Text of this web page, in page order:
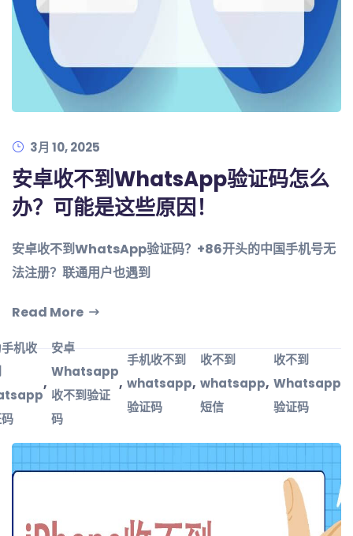
3月 10, 2025
安卓收不到WhatsApp验证码怎么
办？可能是这些原因！
安卓收不到WhatsApp验证码？+86开头的中国手机号无
法注册？联通用户也遇到
Read More
机收
,
安卓
Whatsapp
收不到验证
码
,
手机收不到
whatsapp
验证码
,
收不到
whatsapp
短信
,
收不到
Whatsapp
验证码